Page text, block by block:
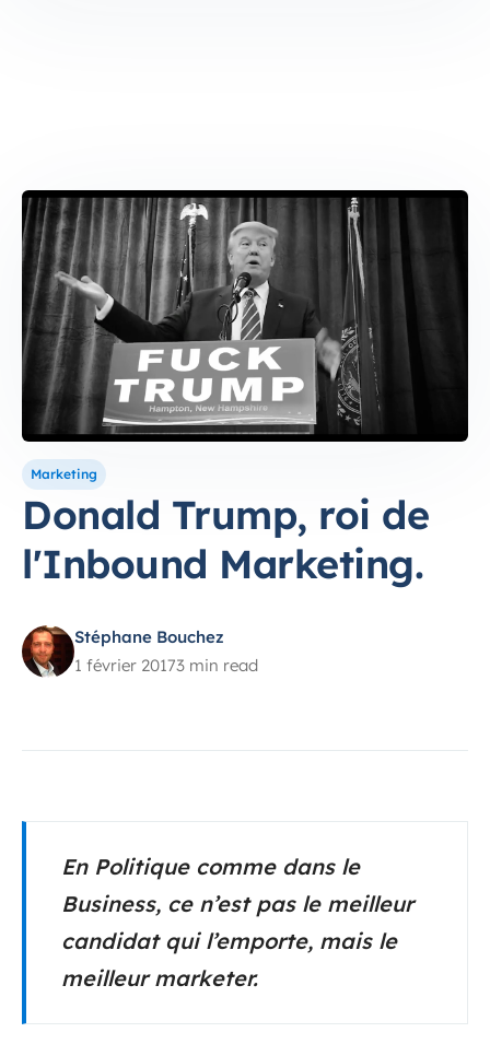
Marketing
Donald Trump, roi de
l'Inbound Marketing.
Stéphane Bouchez
1 février 20173 min read
En Politique comme dans le
Business, ce n’est pas le meilleur
candidat qui l’emporte, mais le
meilleur marketer.